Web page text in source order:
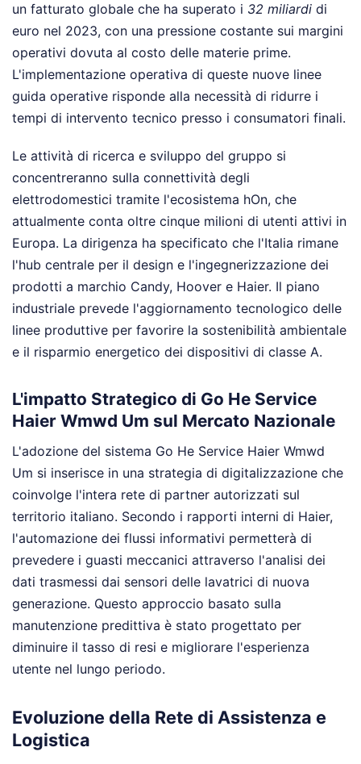
un fatturato globale che ha superato i 32 miliardi di
euro nel 2023, con una pressione costante sui margini
operativi dovuta al costo delle materie prime.
L'implementazione operativa di queste nuove linee
guida operative risponde alla necessità di ridurre i
tempi di intervento tecnico presso i consumatori finali.
Le attività di ricerca e sviluppo del gruppo si
concentreranno sulla connettività degli
elettrodomestici tramite l'ecosistema hOn, che
attualmente conta oltre cinque milioni di utenti attivi in
Europa. La dirigenza ha specificato che l'Italia rimane
l'hub centrale per il design e l'ingegnerizzazione dei
prodotti a marchio Candy, Hoover e Haier. Il piano
industriale prevede l'aggiornamento tecnologico delle
linee produttive per favorire la sostenibilità ambientale
e il risparmio energetico dei dispositivi di classe A.
L'impatto Strategico di Go He Service
Haier Wmwd Um sul Mercato Nazionale
L'adozione del sistema Go He Service Haier Wmwd
Um si inserisce in una strategia di digitalizzazione che
coinvolge l'intera rete di partner autorizzati sul
territorio italiano. Secondo i rapporti interni di Haier,
l'automazione dei flussi informativi permetterà di
prevedere i guasti meccanici attraverso l'analisi dei
dati trasmessi dai sensori delle lavatrici di nuova
generazione. Questo approccio basato sulla
manutenzione predittiva è stato progettato per
diminuire il tasso di resi e migliorare l'esperienza
utente nel lungo periodo.
Evoluzione della Rete di Assistenza e
Logistica